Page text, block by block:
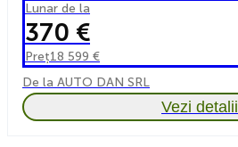
Lunar de la
370 €
Preț18 599 €
De la AUTO DAN SRL
Vezi detalii